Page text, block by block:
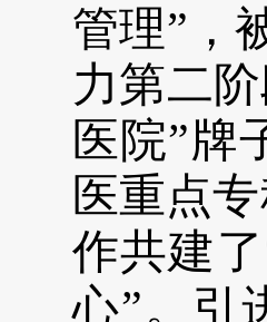
管理”，
力第二
医院”牌
医重点
作共建
心”。 引